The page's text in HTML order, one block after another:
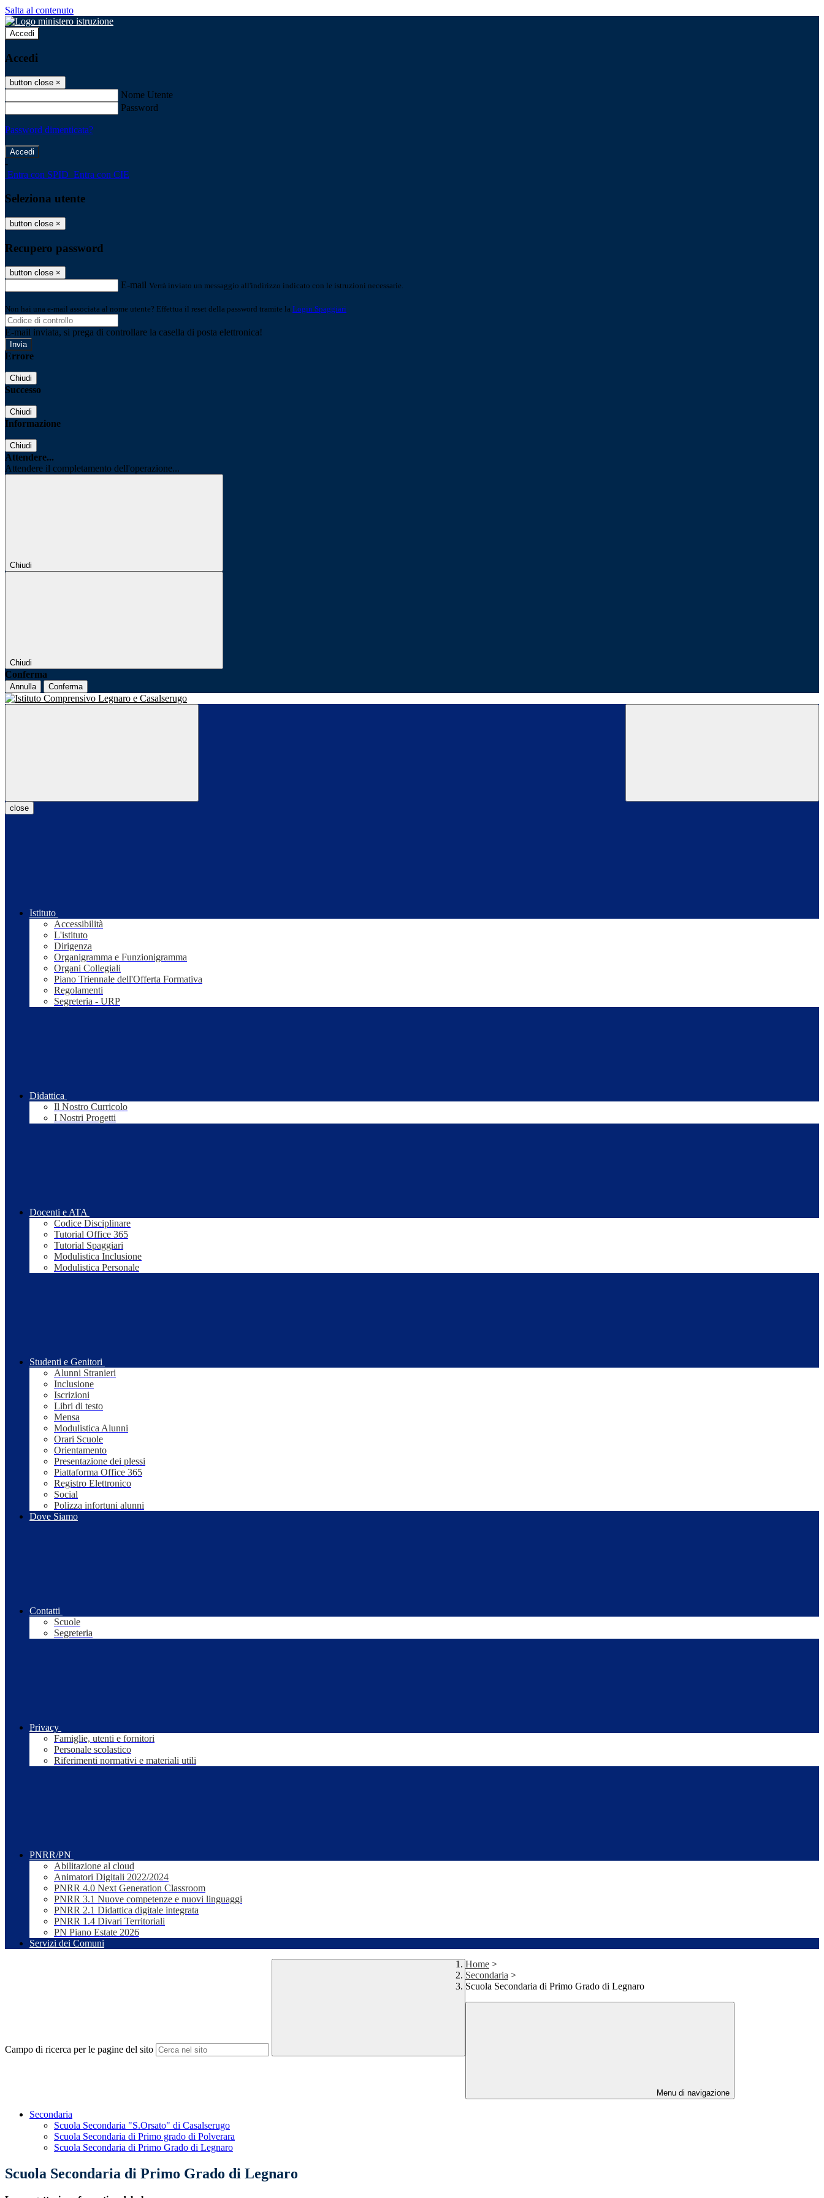
Salta al contenuto
Accedi
Accedi
button close ×
Nome Utente
Password
Password dimenticata?
-
Entra con SPID Entra con CIE
Seleziona utente
button close ×
Recupero password
button close ×
E-mail Verrà inviato un messaggio all'indirizzo indicato con le istruzioni necessarie.
Non hai una e-mail associata al nome utente? Effettua il reset della password tramite la Login Spaggiari
E-mail inviata, si prega di controllare la casella di posta elettronica!
Errore
Chiudi
Successo
Chiudi
Informazione
Chiudi
Attendere...
Attendere il completamento dell'operazione...
Chiudi
Chiudi
Conferma
Annulla Conferma
close
Istituto
Accessibilità
L'istituto
Dirigenza
Organigramma e Funzionigramma
Organi Collegiali
Piano Triennale dell'Offerta Formativa
Regolamenti
Segreteria - URP
Didattica
Il Nostro Curricolo
I Nostri Progetti
Docenti e ATA
Codice Disciplinare
Tutorial Office 365
Tutorial Spaggiari
Modulistica Inclusione
Modulistica Personale
Studenti e Genitori
Alunni Stranieri
Inclusione
Iscrizioni
Libri di testo
Mensa
Modulistica Alunni
Orari Scuole
Orientamento
Presentazione dei plessi
Piattaforma Office 365
Registro Elettronico
Social
Polizza infortuni alunni
Dove Siamo
Contatti
Scuole
Segreteria
Privacy
Famiglie, utenti e fornitori
Personale scolastico
Riferimenti normativi e materiali utili
PNRR/PN
Abilitazione al cloud
Animatori Digitali 2022/2024
PNRR 4.0 Next Generation Classroom
PNRR 3.1 Nuove competenze e nuovi linguaggi
PNRR 2.1 Didattica digitale integrata
PNRR 1.4 Divari Territoriali
PN Piano Estate 2026
Servizi dei Comuni
Campo di ricerca per le pagine del sito
Home >
Secondaria >
Scuola Secondaria di Primo Grado di Legnaro
Menu di navigazione
Secondaria
Scuola Secondaria "S.Orsato" di Casalserugo
Scuola Secondaria di Primo grado di Polverara
Scuola Secondaria di Primo Grado di Legnaro
Scuola Secondaria di Primo Grado di Legnaro